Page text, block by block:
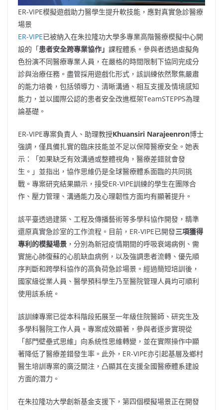
ER-VIPE模擬遊戲助力醫學生提升軟技能，應對真實急診醫療
場景
ER-VIPE已被納入在朱拉隆功大學多專業高階醫療模擬中心開
設的「患者安全跨專業協作」 課程體系。參與者透過虛擬角
色扮演不同醫療專業人員，在嚴格的時間限制下協同完成分
診與治療任務。盡管採用遊戲化形式，該訓練依然聚焦嚴肅
的能力培養，包括領導力、清晰溝通、相互支援及情境感知
能力，並以國際公認的患者安全改進框架TeamSTEPPS為理
論基礎。
ER-VIPE專案負責人、助理教授Khuansiri Narajeenron博士
強調，僅具備扎實的臨床技能並不足以保障醫療安全。她表
示：「如果缺乏有效溝通或整體視角，醫療差錯就會發
生。」並指出，協作思維仍是全球醫療體系面臨的共同挑
戰。專案研究結果顯示，接受ER-VIPE訓練的學生在團隊合
作、壓力管理、溝通能力及心理韌性方面均有顯著提升。
該平臺透過建築、工程及傳播藝術等多學科協作開發，精準
還原真實急診室的工作流程。目前，ER-VIPE已開發三項獲得
專利的模擬場景 ，分別為新冠疫情期間的呼吸衰竭病例、需
實施心肺復蘇的心肌缺血病例，以及強調患者流轉、優先順
序判斷和跨學科協作的高負荷急診場景。經過簡短培訓後，
國家級從業人員、醫學預科學生乃至醫院管理人員均可順利
使用該系統。
該訓練專案已從本科階段拓展至一年級住院醫師、研究生及
多學科醫院工作人員。專案成效顯著，參與者逐步實現從
「部門壁壘式思維」向系統性思維轉變，並在實際操作中顯
著降低了醫療差錯發生率。此外，ER-VIPE亦引起基層及鄉村
醫生培訓專案的廣泛關注，凸顯其在支援全國醫療體系建設
方面的潛力。
在朱拉隆功大學創新基金支援下，第四個模擬場景正在開發